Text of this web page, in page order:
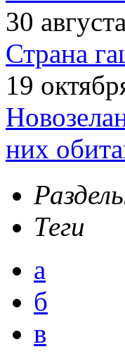
30
Страна
19
них
Теги
а
б
в